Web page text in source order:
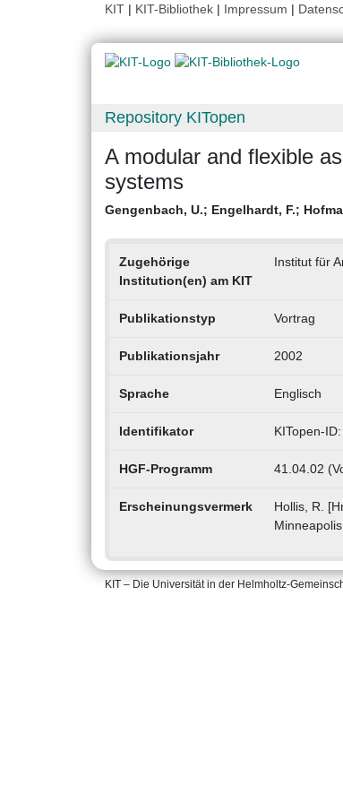
KIT | KIT-Bibliothek | Impressum |
Repository KITopen
A modular and flexible
systems
Gengenbach, U.; Engelhardt, F.;
Zugehörige
Institution(en) am KIT
Institut für
Publikationstyp Vortrag
Publikationsjahr 2002
Sprache Englisch
Identifikator KITopen-
HGF-Programm 41.04.02
Erscheinungsvermerk
Hollis, R.
KIT – Die Universität in der Helmholtz-